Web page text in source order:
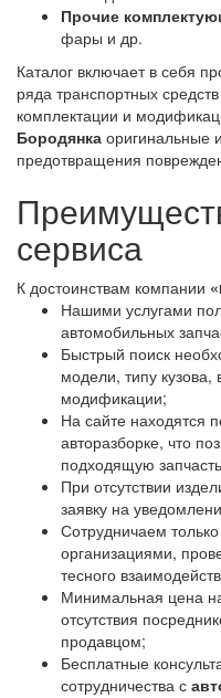
Прочие
фары и др.
Каталог включает в себя
ряда транспортных
комплектации и
Бородянка оригинальные
предотвращения
сервиса
К достоинствам компании
Нашими услугами
автомобильных
Быстрый поиск
модели, типу кузова,
модификации;
На сайте находятся
авторазборке, что
подходящую
При отсутствии
заявку на
Сотрудничаем
организациями,
тесного
Минимальная цена
отсутствия
продавцом;
Бесплатные
сотрудничества с